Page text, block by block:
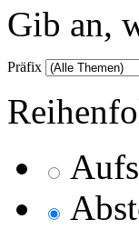
Gib an,
Präfix